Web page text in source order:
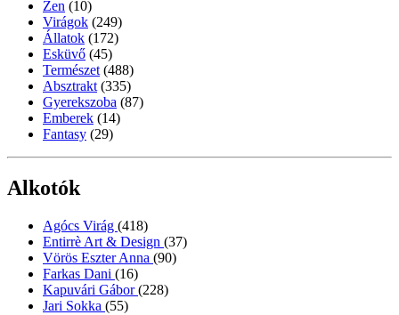
Zen (10)
Virágok (249)
Állatok (172)
Esküvő (45)
Természet (488)
Absztrakt (335)
Gyerekszoba (87)
Emberek (14)
Fantasy (29)
Alkotók
Agócs Virág (418)
Entirrè Art & Design (37)
Vörös Eszter Anna (90)
Farkas Dani (16)
Kapuvári Gábor(228)
Jari Sokka (55)